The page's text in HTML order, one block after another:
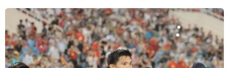
Đồng Nai: Một trẻ tử vong sau khi tiêm
vắcxin viêm não Nhật Bản B